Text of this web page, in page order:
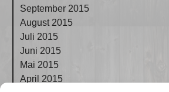
September 2015
August 2015
Juli 2015
Juni 2015
Mai 2015
April 2015